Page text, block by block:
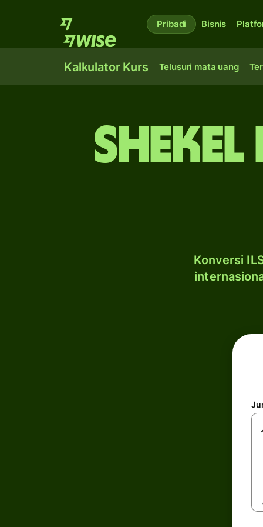
Pribadi Bisnis
Kalkulator Kurs Telusuri mata uang
shekel
Konversi